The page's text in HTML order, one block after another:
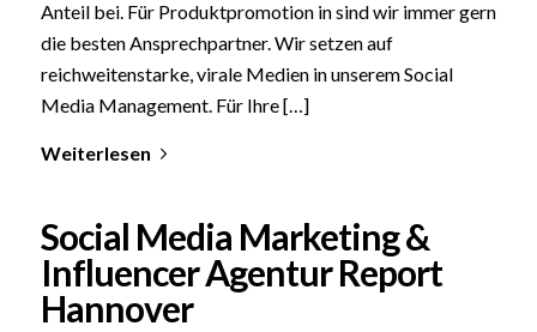
Anteil bei. Für Produktpromotion in sind wir immer gern
die besten Ansprechpartner. Wir setzen auf
reichweitenstarke, virale Medien in unserem Social
Media Management. Für Ihre […]
Weiterlesen
Social Media Marketing &
Influencer Agentur Report
Hannover